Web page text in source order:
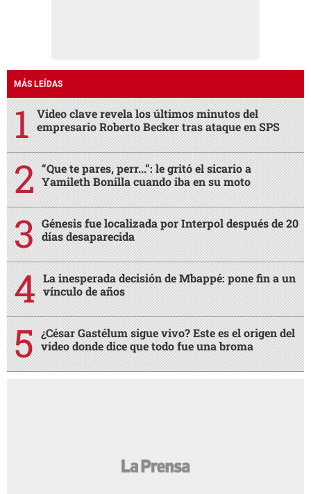
MÁS LEÍDAS
Video clave revela los últimos minutos del
empresario Roberto Becker tras ataque en SPS
“Que te pares, perr...”: le gritó el sicario a
Yamileth Bonilla cuando iba en su moto
Génesis fue localizada por Interpol después de 20
días desaparecida
La inesperada decisión de Mbappé: pone fin a un
vínculo de años
¿César Gastélum sigue vivo? Este es el origen del
video donde dice que todo fue una broma